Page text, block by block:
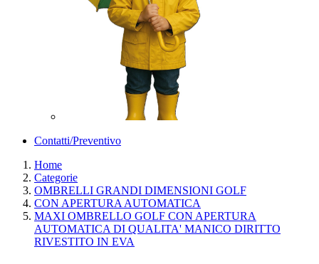
Contatti/Preventivo
Home
Categorie
OMBRELLI GRANDI DIMENSIONI GOLF
CON APERTURA AUTOMATICA
MAXI OMBRELLO GOLF CON APERTURA
AUTOMATICA DI QUALITA' MANICO DIRITTO
RIVESTITO IN EVA